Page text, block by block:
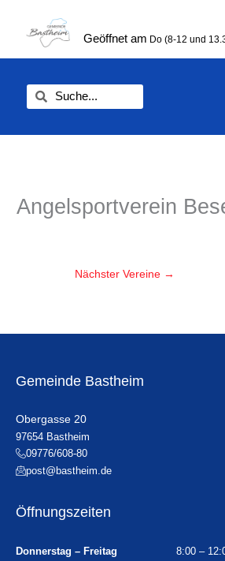
springen
Geöffnet am Do (8-12 und
Angelsportverein
Nächster Vereine →
Gemeinde Bastheim
Obergasse 20
97654 Bastheim
09776/608-80
post@bastheim.de
Öffnungszeiten
Donnerstag – Freitag
8:00 –